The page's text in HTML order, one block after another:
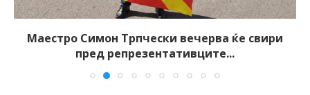
Маестро Симон Трпчески вечерва ќе свири
пред репрезентативците...